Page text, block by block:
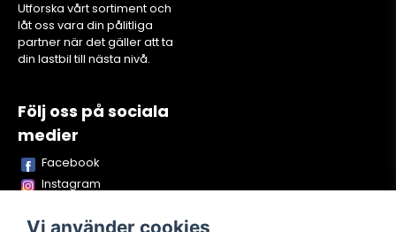
Utforska vårt sortiment och
låt oss vara din pålitliga
partner när det gäller att ta
din lastbil till nästa nivå.
Följ oss på sociala
medier
Facebook
Instagram
TikTok
Vi använder cookies